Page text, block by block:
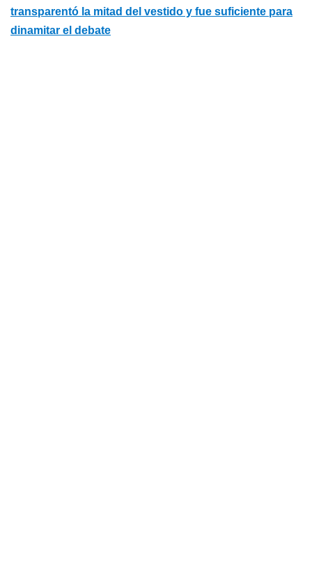
transparentó la mitad del vestido y fue suficiente para
dinamitar el debate